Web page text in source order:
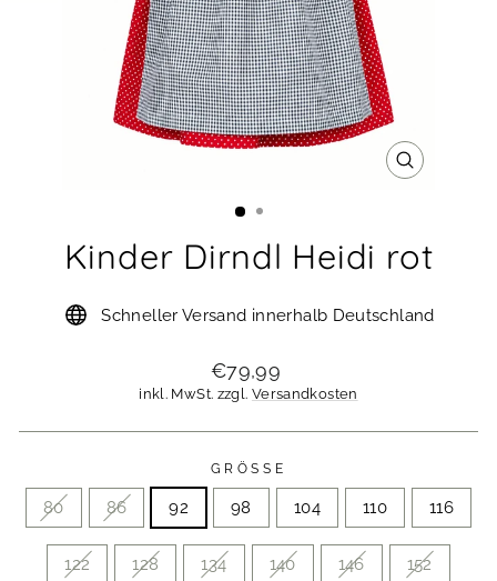
Kinder Dirndl Heidi rot
Schneller Versand innerhalb Deutschland
Normaler
Preis
€79,99
inkl. MwSt. zzgl. Versandkosten
GRÖSSE
80 86 92 98 104 110 116
122 128 134 140 146 152